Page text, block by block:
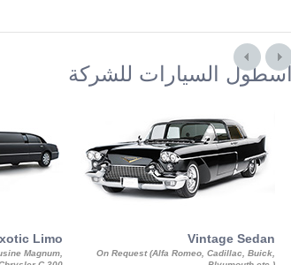
أسطول السيارات للشركة
Limo
Magnum,
Vintage Sedan
On Request (Alfa Romeo, Cadillac, Buick,